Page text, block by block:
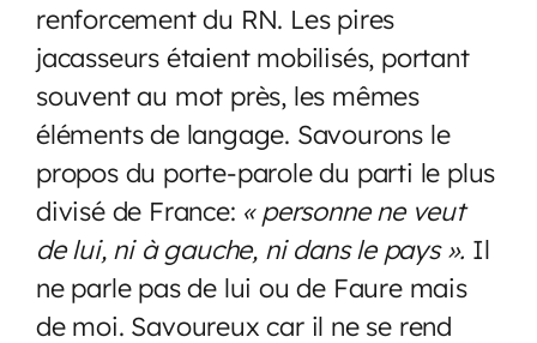
renforcement du RN. Les pires
jacasseurs étaient mobilisés, portant
souvent au mot près, les mêmes
éléments de langage. Savourons le
propos du porte-parole du parti le plus
divisé de France: « personne ne veut
de lui, ni à gauche, ni dans le pays ». Il
ne parle pas de lui ou de Faure mais
de moi. Savoureux car il ne se rend